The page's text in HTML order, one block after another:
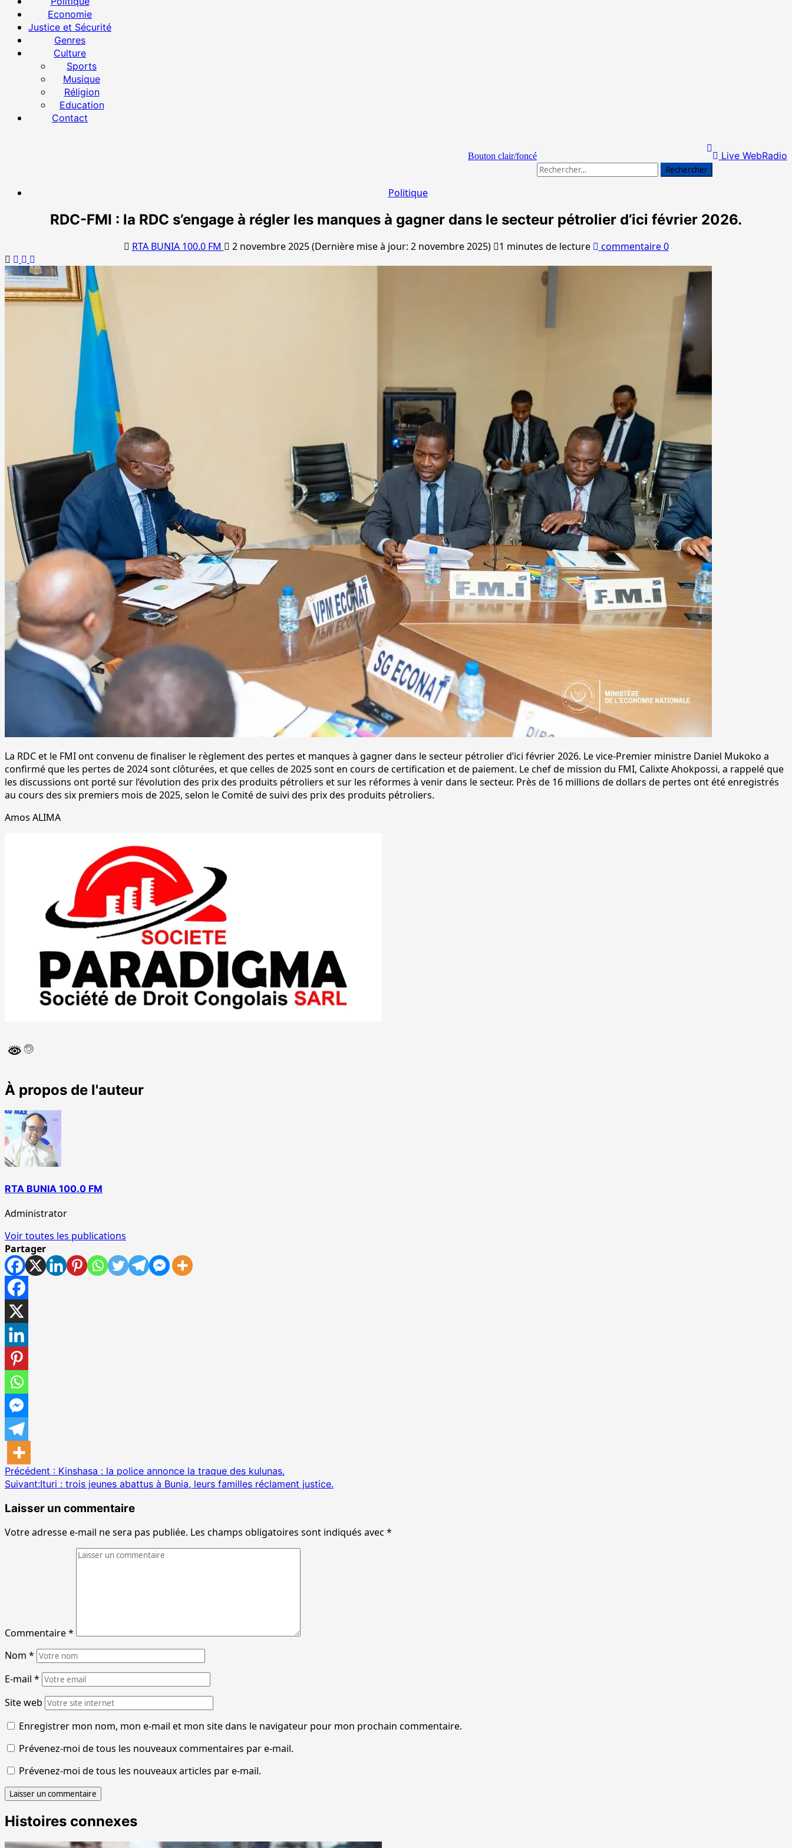
Economie
Justice et Sécurité
Genres
Culture
Sports
Musique
Réligion
Education
Contact
Bouton clair/foncé
Rechercher :
Live WebRadio
Politique
RDC-FMI : la RDC s’engage à régler les manques à gagner dans le secteur pétrolier d’ici février 2026.
RTA BUNIA 100.0 FM 2 novembre 2025 (Dernière mise à jour: 2 novembre 2025) 1 minutes de lecture commentaire 0
La RDC et le FMI ont convenu de finaliser le règlement des pertes et manques à gagner dans le secteur pétrolier d’ici février 2026. Le vice-Premier ministre Daniel Mukoko a
confirmé que les pertes de 2024 sont clôturées, et que celles de 2025 sont en cours de certification et de paiement. Le chef de mission du FMI, Calixte Ahokpossi, a rappelé que
les discussions ont porté sur l’évolution des prix des produits pétroliers et sur les réformes à venir dans le secteur. Près de 16 millions de dollars de pertes ont été enregistrés
au cours des six premiers mois de 2025, selon le Comité de suivi des prix des produits pétroliers.
Amos ALIMA
À propos de l'auteur
RTA BUNIA 100.0 FM
Administrator
Voir toutes les publications
Partager
Navigation
d’article
Précédent : Kinshasa : la police annonce la traque des kulunas.
Suivant:Ituri : trois jeunes abattus à Bunia, leurs familles réclament justice.
Laisser un commentaire
Votre adresse e-mail ne sera pas publiée. Les champs obligatoires sont indiqués avec *
Commentaire*
Nom *
E-mail *
Site web
Enregistrer mon nom, mon e-mail et mon site dans le navigateur pour mon prochain commentaire.
Prévenez-moi de tous les nouveaux commentaires par e-mail.
Prévenez-moi de tous les nouveaux articles par e-mail.
Histoires connexes